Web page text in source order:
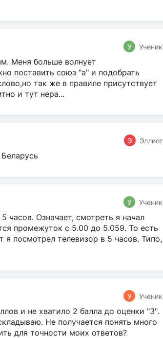
У Ученик
Меня больше волнует
поставить союз "а" и подобрать
так же в правиле присутствует
и тут нера...
Э Эллиот
У Ученик
часов. Означает, смотреть я начал
промежуток с 5.00 до 5.059. То есть
я посмотрел телевизор в 5 часов. Типо,
У Ученик
и не хватило 2 балла до оценки "3".
Не получается понять много
для точности моих ответов?